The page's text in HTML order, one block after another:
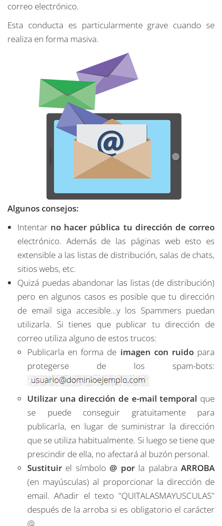
correo electrónico.
Esta conducta es particularmente grave cuando se
realiza en forma masiva.
Algunos consejos:
Intentar no hacer pública tu dirección de correo
electrónico. Además de las páginas web esto es
extensible a las listas de distribución, salas de chats,
sitios webs, etc.
Quizá puedas abandonar las listas (de distribución)
pero en algunos casos es posible que tu dirección
de email siga accesible...y los Spammers puedan
utilizarla. Si tienes que publicar tu dirección de
correo utiliza alguno de estos trucos:
Publicarla en forma de imagen con ruidopara
protegerse de los spam-bots:
Utilizar una dirección de e-mail temporal que
se puede conseguir gratuitamente para
publicarla, en lugar de suministrar la dirección
que se utiliza habitualmente. Si luego se tiene que
prescindir de ella, no afectará al buzón personal.
Sustituir el símbolo @ porla palabraARROBA
(en mayúsculas) al proporcionar la dirección de
email. Añadir el texto "QUITALASMAYUSCULAS"
después de la arroba si es obligatorio el carácter
@